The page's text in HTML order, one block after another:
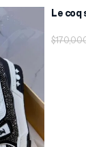
-41%
Le coq
$